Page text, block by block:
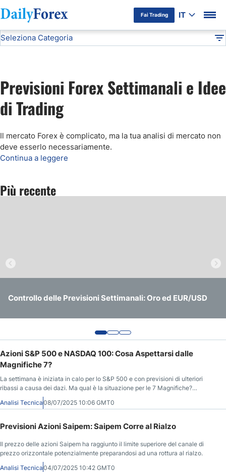
Fai Trading IT
Informativa Pubblicitaria
Seleziona Categoria
Previsioni EUR/USD
Previsioni Bitcoin
Previsioni Forex Settimanali e Idee
di Trading
Il mercato Forex è complicato, ma la tua analisi di mercato non
deve esserlo necessariamente.
Continua a leggere
Più recente
Controllo delle Previsioni Settimanali: Oro ed EUR/USD
Controllo delle Previsioni Settimanali: FTSE MIB, S&P 500
e Nasdaq 100
è arrestato, il Titolo si trova in una Fase Laterale ma
Azioni S&P 500 e NASDAQ 100: Cosa Aspettarsi dalle
Magnifiche 7?
La settimana è iniziata in calo per lo S&P 500 e con previsioni di ulteriori
ribassi a causa dei dazi. Ma qual è la situazione per le 7 Magnifiche?
Vediamolo di seguito.
Analisi Tecnica08/07/2025 10:06 GMT0
Previsioni Azioni Saipem: Saipem Corre al Rialzo
Il prezzo delle azioni Saipem ha raggiunto il limite superiore del canale di
prezzo orizzontale potenzialmente preparandosi ad una rottura al rialzo.
Analisi Tecnica04/07/2025 10:42 GMT0